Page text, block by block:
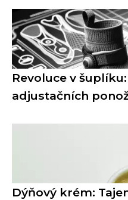
Revoluce v
adjustačních
Dýňový krém: